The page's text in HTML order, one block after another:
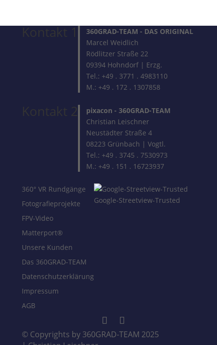
Kontakt 1 360GRAD-TEAM - DAS ORIGINAL
Marcel Weidlich
Rödlitzer Straße 22
09394 Hohndorf | Erzg.
Tel.: +49 . 3771 . 4983110
M.: +49 . 172 . 1307858
Kontakt 2 pixacon - 360GRAD-TEAM
Christian Leischner
Neustädter Straße 4
08223 Grünbach | Vogtl.
Tel.: +49 . 3745 . 7530973
M.: +49 . 151 . 16723937
360° VR Rundgänge
Fotografieprojekte
FPV-Video
Matterport®
Unsere Kunden
Das 360GRAD-TEAM
Datenschutzerklärung
Impressum
AGB
Google-Streetview-Trusted
© Copyrights by 360GRAD-TEAM 2025